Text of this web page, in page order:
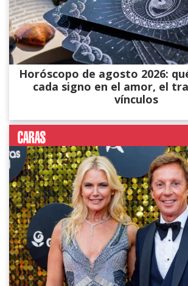
Horóscopo de agosto 2026:
cada signo en el amor, el
vínculos